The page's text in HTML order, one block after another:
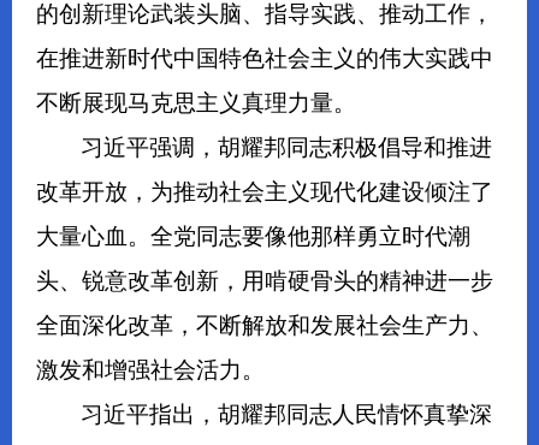
的创新理论武装头脑、指导实践、推动工作，
在推进新时代中国特色社会主义的伟大实践中
不断展现马克思主义真理力量。
习近平强调，胡耀邦同志积极倡导和推进
改革开放，为推动社会主义现代化建设倾注了
大量心血。全党同志要像他那样勇立时代潮
头、锐意改革创新，用啃硬骨头的精神进一步
全面深化改革，不断解放和发展社会生产力、
激发和增强社会活力。
习近平指出，胡耀邦同志人民情怀真挚深